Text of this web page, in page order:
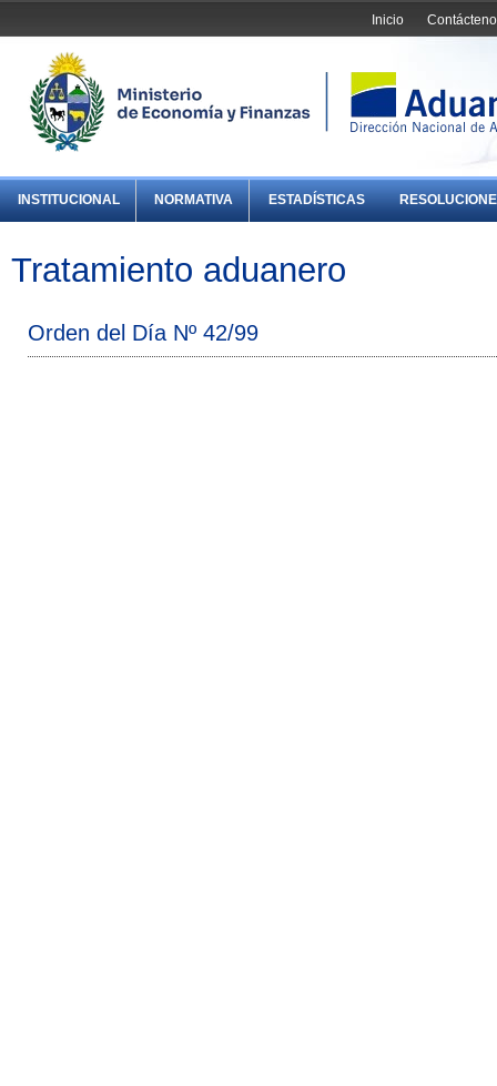
Inicio
INSTITUCIONAL NORMATIVA ESTADÍSTICAS
Tratamiento aduanero
Orden del Día Nº 42/99